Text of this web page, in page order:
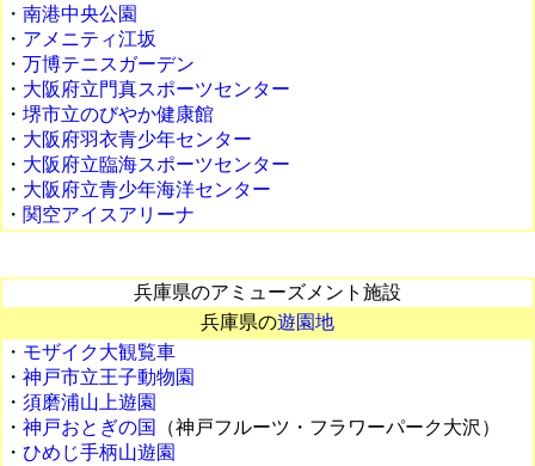
・ 南港中央公園
・ アメニティ江坂
・ 万博テニスガーデン
・ 大阪府立門真スポーツセンター
・ 堺市立のびやか健康館
・ 大阪府羽衣青少年センター
・ 大阪府立臨海スポーツセンター
・ 大阪府立青少年海洋センター
・ 関空アイスアリーナ
兵庫県のアミューズメント施設
兵庫県の遊園地
・ モザイク大観覧車
・ 神戸市立王子動物園
・ 須磨浦山上遊園
・ 神戸おとぎの国
（神戸フルーツ・フラワーパーク大沢）
・ ひめじ手柄山遊園